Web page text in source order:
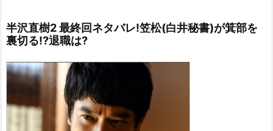
半沢直樹2 最終回ネタバレ!笠松(白井秘書)が箕部を
裏切る!?退職は?